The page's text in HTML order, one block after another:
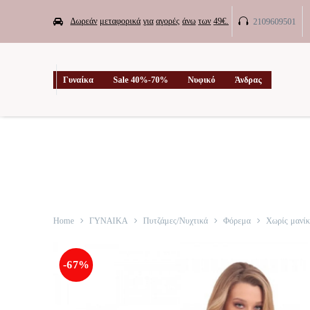
 Δωρεάν μεταφορικά για αγορές άνω των 49€. 
 2109609501
Γυναίκα Sale 40%-70% Νυφικό Άνδρας
Home ΓΥΝΑΙΚΑ Πυτζάμες/Νυχτικά Φόρεμα Χωρίς
-67%